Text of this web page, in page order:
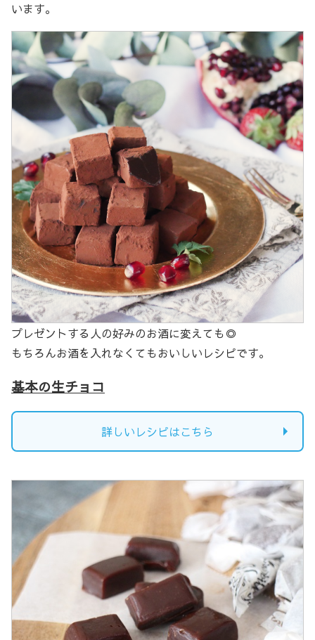
います。
プレゼントする人の好みのお酒に変えても◎
もちろんお酒を入れなくてもおいしいレシピです。
基本の生チョコ
詳しいレシピはこちら